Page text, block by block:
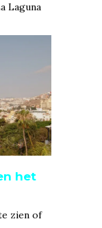
Laguna
het
zien of